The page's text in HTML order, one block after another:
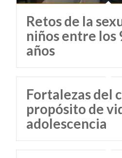
Retos de la
niños entre los
años
Fortalezas del
propósito de
adolescencia